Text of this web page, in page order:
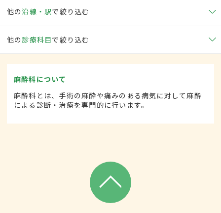
他の沿線・駅で絞り込む
他の 診療科目で絞り込む
麻酔科について
麻酔科とは、手術の麻酔や痛みのある病気に対して麻酔
による診断・治療を専門的に行います。